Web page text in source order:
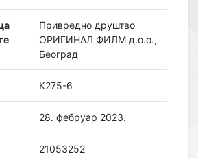
Привредно друштво
ОРИГИНАЛ ФИЛМ д.о.о.,
Београд
К275-6
28. фебруар 2023.
21053252